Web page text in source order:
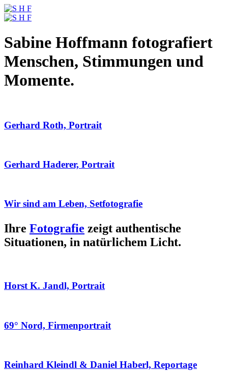
Sabine Hoffmann fotografiert
Menschen, Stimmungen und
Momente.
Gerhard Roth, Portrait
Gerhard Haderer, Portrait
Wir sind am Leben, Setfotografie
Ihre Fotografie zeigt authentische
Situationen, in natürlichem Licht.
Horst K. Jandl, Portrait
69° Nord, Firmenportrait
Reinhard Kleindl & Daniel Haberl, Reportage